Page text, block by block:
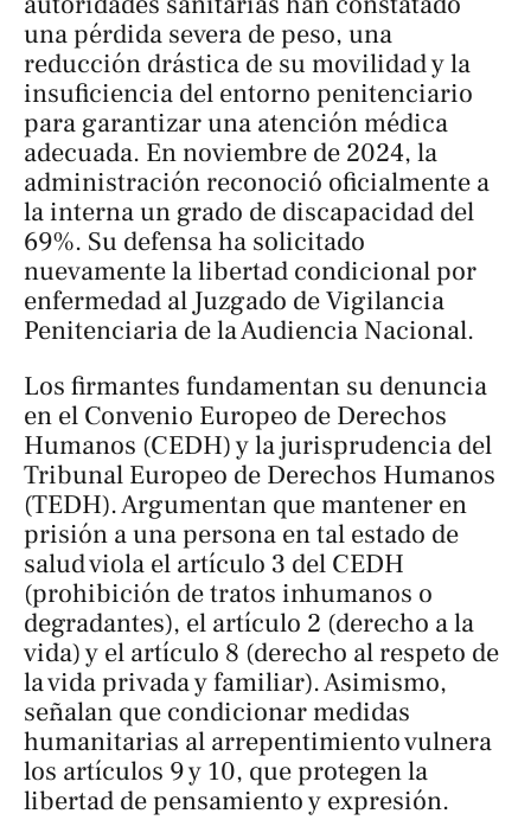
una pérdida severa de peso, una
reducción drástica de su movilidad y la
insuficiencia del entorno penitenciario
para garantizar una atención médica
adecuada. En noviembre de 2024, la
administración reconoció oficialmente a
la interna un grado de discapacidad del
69%. Su defensa ha solicitado
nuevamente la libertad condicional por
enfermedad al Juzgado de Vigilancia
Penitenciaria de la Audiencia Nacional.
Los firmantes fundamentan su denuncia
en el Convenio Europeo de Derechos
Humanos (CEDH) y la jurisprudencia del
Tribunal Europeo de Derechos Humanos
(TEDH). Argumentan que mantener en
prisión a una persona en tal estado de
salud viola el artículo 3 del CEDH
(prohibición de tratos inhumanos o
degradantes), el artículo 2 (derecho a la
vida) y el artículo 8 (derecho al respeto de
la vida privada y familiar). Asimismo,
señalan que condicionar medidas
humanitarias al arrepentimiento vulnera
los artículos 9 y 10, que protegen la
libertad de pensamiento y expresión.